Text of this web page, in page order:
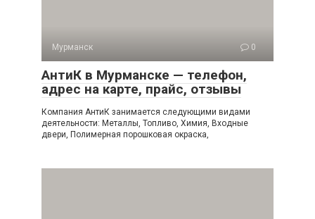
Мурманск 0
АнтиК в Мурманске — телефон,
адрес на карте, прайс, отзывы
Компания АнтиК занимается следующими видами
деятельности: Металлы, Топливо, Химия, Входные
двери, Полимерная порошковая окраска,